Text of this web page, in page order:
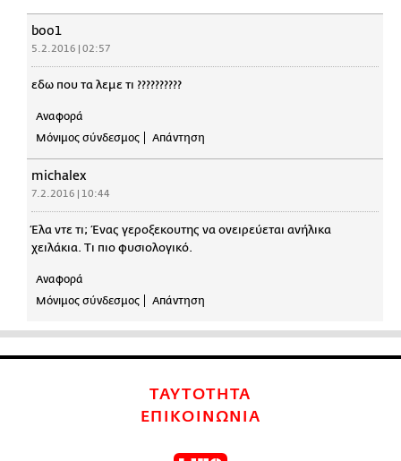
boo1
5.2.2016 | 02:57
εδω που τα λεμε τι ??????????
Αναφορά
Μόνιμος σύνδεσμος
Απάντηση
michalex
7.2.2016 | 10:44
Έλα ντε τι; Ένας γεροξεκουτης να ονειρεύεται ανήλικα
χειλάκια. Τι πιο φυσιολογικό.
Αναφορά
Μόνιμος σύνδεσμος
Απάντηση
ΤΑΥΤΟΤΗΤΑ
ΕΠΙΚΟΙΝΩΝΙΑ